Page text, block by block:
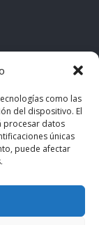
como las
del dispositivo. El
procesar datos
únicas
puede afectar
casiMedicos